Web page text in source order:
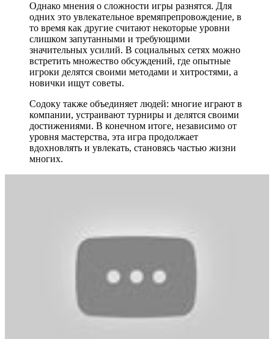
Однако мнения о сложности игры разнятся. Для
одних это увлекательное времяпрепровождение, в
то время как другие считают некоторые уровни
слишком запутанными и требующими
значительных усилий. В социальных сетях можно
встретить множество обсуждений, где опытные
игроки делятся своими методами и хитростями, а
новички ищут советы.
Содоку также объединяет людей: многие играют в
компании, устраивают турниры и делятся своими
достижениями. В конечном итоге, независимо от
уровня мастерства, эта игра продолжает
вдохновлять и увлекать, становясь частью жизни
многих.